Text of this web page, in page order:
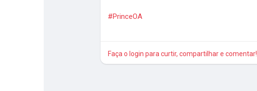
#PrinceOA
Faça o login para curtir, compartilhar e comentar!